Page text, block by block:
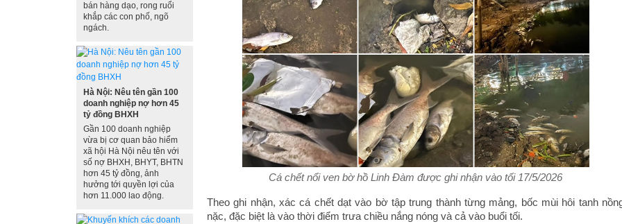
bán hàng dạo, rong ruổi
khắp các con phố, ngõ
ngách.
Hà Nội: Nêu tên gần 100
doanh nghiệp nợ hơn 45
tỷ đồng BHXH
Gần 100 doanh nghiệp
vừa bị cơ quan bảo hiểm
xã hội Hà Nội nêu tên với
số nợ BHXH, BHYT, BHTN
hơn 45 tỷ đồng, ảnh
hưởng tới quyền lợi của
hơn 11.000 lao động.
Cá chết nổi ven bờ hồ Linh Đàm được ghi nhận vào tối 17/5/2026
Theo ghi nhận, xác cá chết dạt vào bờ tập trung thành từng mảng, bốc mùi hôi tanh
nặc, đặc biệt là vào thời điểm trưa chiều nắng nóng và cả vào buổi tối.